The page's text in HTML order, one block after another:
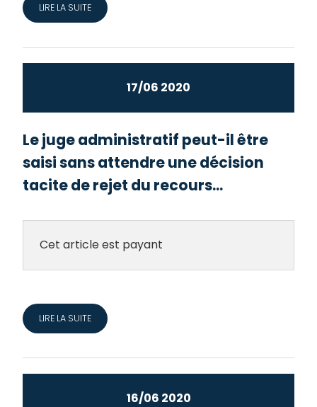
LIRE LA SUITE
17/06 2020
Le juge administratif peut-il être
saisi sans attendre une décision
tacite de rejet du recours...
Cet article est payant
LIRE LA SUITE
16/06 2020